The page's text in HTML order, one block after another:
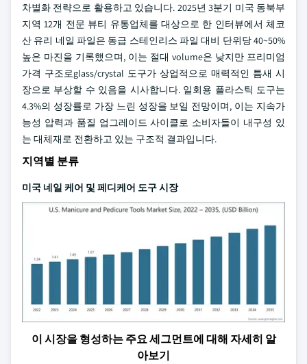
차별화 전략으로 활용하고 있습니다. 2025년 3분기 미국 동북부
지역 12개 전문 뷰티 유통업체를 대상으로 한 인터뷰에서 체코
산 유리 네일 파일은 동급 스테인리스 파일 대비 단위당 40~50%
높은 마진을 기록했으며, 이는 절대 volume은 낮지만 프리미엄
가격 구조로glass/crystal 도구가 상업적으로 매력적인 틈새 시
장으로 부상할 수 있음을 시사합니다. 일회용 플라스틱 도구는
4.3%의 성장률로 가장 느린 성장을 보일 전망이며, 이는 지속가
능성 압력과 품질 업그레이드 사이클로 소비자들이 내구성 있
는 대체재로 전환하고 있는 구조적 결과입니다.
지역별 분류
미국 네일 케어 및 페디케어 도구 시장
이 시장을 형성하는 주요 세그먼트에 대해 자세히 알
아보기